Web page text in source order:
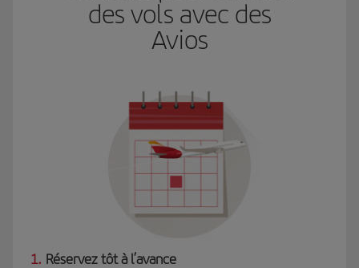
des vols avec des
Avios
1. Réservez tôt à l’avance